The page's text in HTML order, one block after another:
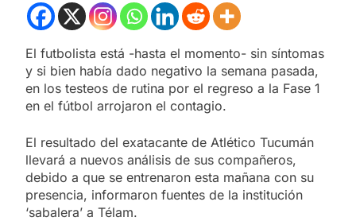
El futbolista está -hasta el momento- sin síntomas
y si bien había dado negativo la semana pasada,
en los testeos de rutina por el regreso a la Fase 1
en el fútbol arrojaron el contagio.
El resultado del exatacante de Atlético Tucumán
llevará a nuevos análisis de sus compañeros,
debido a que se entrenaron esta mañana con su
presencia, informaron fuentes de la institución
‘sabalera’ a Télam.